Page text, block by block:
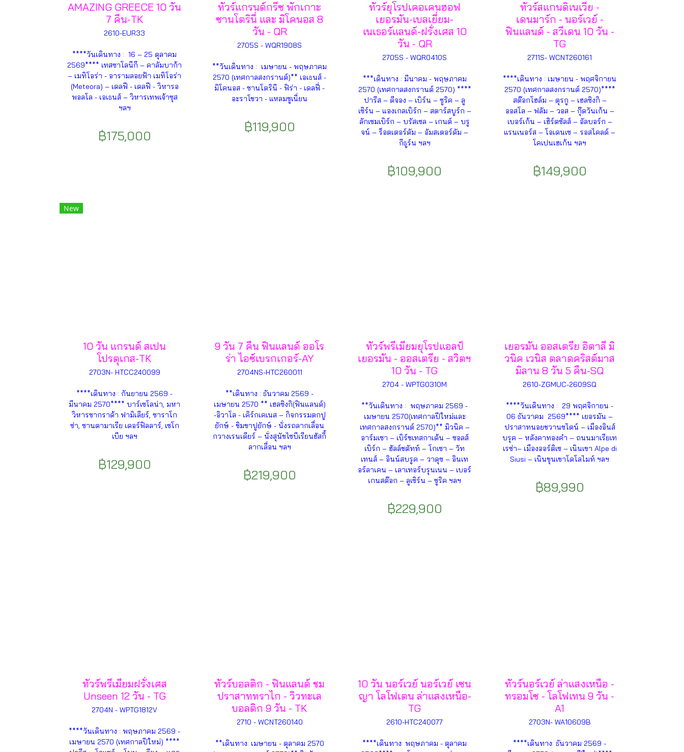
AMAZING GREECE 10 วัน
7 คืน-TK
2610-EUR33
****วันเดินทาง : 16 – 25 ตุลาคม
2569**** เทสซาโลนีกี – คาลัมบาก้า
– เมทิโอร่า - อารามลอยฟ้า เมทิโอร่า
(Meteora) – เดลฟี - เดลฟี - วิหารอ
พอลโล - เอเธนส์ – วิหารเทพเจ้าซุส
ฯลฯ
฿175,000
ทัวร์แกรนด์กรีซ พักเกาะ
ซานโตรินี่ และ มิโคนอส 8
วัน - QR
2705S - WQR1908S
**วันเดินทาง : เมษายน - พฤษภาคม
2570 (เทศกาลสงกรานต์)** เอเธนส์ -
มิโคนอส - ซานโตรินี - ฟิร่า - เดลฟี่ -
อะราโชวา - แหลมซูเนี่ยน
฿119,900
ทัวร์ยุโรปเคอเคนฮอฟ
เยอรมัน-เบลเยี่ยม-
เนเธอร์แลนด์-ฝรั่งเศส 10
วัน - QR
2705S - WQR0410S
***เดินทาง : มีนาคม - พฤษภาคม
2570 (เทศกาลสงกรานต์ 2570) ****
ปารีส – ดีจอง – เบิร์น – ซูริค – ลู
เซิร์น – แองเกลเบิร์ก – สตาร์สบูร์ก –
ลักเซมเบิร์ก – บรัสเซล – เกนต์ – บรู
จน์ – ร็อตเตอร์ดัม – อัมสเตอร์ดัม –
กีธูร์น ฯลฯ
฿109,900
ทัวร์สแกนดิเนเวีย -
เดนมาร์ก - นอร์เวย์ -
ฟินแลนด์ - สวีเดน 10 วัน -
TG
2711S- WCNT260161
****เดินทาง : เมษายน - พฤศจิกายน
2570 (เทศกาลสงกรานต์ 2570)****
สต๊อกโฮล์ม – ตุรกู – เฮลซิงกิ –
ออสโล – ฟลัม – วอส – กุ๊ดวันเก้น –
เบอร์เก้น – เฮิร์ตซัลส์ – อัลบอร์ก –
แรนเนอร์ส – โอเดนเซ – รอสไคลด์ –
โคเปนเฮเก้น ฯลฯ
฿149,900
New
10 วัน แกรนด์ สเปน
โปรตุเกส-TK
2703N- HTCC240099
****เดินทาง : กันยายน 2569 -
มีนาคม 2570**** บาร์เซโลน่า, มหา
วิหารซากราด้า ฟามิเลียร์, ซาราโก
ซ่า, ซานตามาเรีย เดอร์ฟิลลาร์, เซโก
เบีย ฯลฯ
฿129,900
9 วัน 7 คืน ฟินแลนด์ ออโร
ร่า ไอซ์เบรกเกอร์-AY
2704NS-HTC260011
**เดินทาง : ธันวาคม 2569 -
เมษายน 2570 ** เฮลซิงกิ(ฟินแลนด์)
-อิวาโล - เคิร์กเคเนส – กิจกรรมตกปู
ยักษ์ - ชิมขาปูยักษ์ - นั่งรถลากเลื่อน
กวางเรนเดียร์ – นั่งสุนัขไซบีเรียนฮัสกี้
ลากเลื่อน ฯลฯ
฿219,900
ทัวร์พรีเมียมยุโรปแอลป์
เยอรมัน - ออสเตรีย - สวิตฯ
10 วัน - TG
2704 - WPTG0310M
**วันเดินทาง : พฤษภาคม 2569 -
เมษายน 2570(เทศกาลปีใหม่และ
เทศกาลสงกรานต์ 2570)** มิวนิค –
อาร์มเซา – เบิร์ชเทสกาเด้น – ซอลส์
เบิร์ก – ฮัลล์ชตัทท์ – โกเซา – วัท
เทนส์ – อินน์สบรูค – วาดุซ – อินเท
อร์ลาเคน – เลาเทอร์บรุนเนน – เบอร์
เกนสต๊อก – ลูเซิร์น – ซูริค ฯลฯ
฿229,900
เยอรมัน ออสเตรีย อิตาลี มิ
วนิค เวนิส ตลาดคริสต์มาส
มิลาน 8 วัน 5 คืน-SQ
2610-ZGMUC-2609SQ
****วันเดินทาง : 29 พฤศจิกายน -
06 ธันวาคม 2569**** เยอรมัน –
ปราสาทนอยชวานซไตน์ – เมืองอินส์
บรุค – หลังคาทองคำ – ถนนมาเรียเท
เรซ่า– เมืองออร์ติเซ – เนินเขา Alpe di
Siusi – เนินขุนเขาโดโลไมท์ ฯลฯ
฿89,990
ทัวร์พรีเมียมฝรั่งเศส
Unseen 12 วัน - TG
2704N - WPTG1812V
****วันเดินทาง : พฤษภาคม 2569 -
เมษายน 2570 (เทศกาลปีใหม่) ****
ทัวร์บอลติก - ฟินแลนด์ ชม
ปราสาททราไก - วิวทะเล
บอลติก 9 วัน - TK
2710 - WCNT260140
**เดินทาง: เมษายน - ตุลาคม 2570
10 วัน นอร์เวย์ นอร์เวย์ เซน
ญา โลโฟเตน ล่าแสงเหนือ-
TG
2610-HTC240077
****เดินทาง: พฤษภาคม - ตุลาคม
ทัวร์นอร์เวย์ ล่าแสงเหนือ -
ทรอมโซ - โลโฟเทน 9 วัน -
A1
2703N- WA10609B
****เดินทาง: ธันวาคม 2569 -